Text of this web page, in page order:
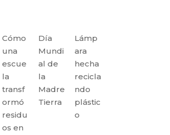
Cómo
una
escue
la
transf
ormó
residu
os en
Día
Mundi
al de
la
Madre
Tierra
Lámp
ara
hecha
recicla
ndo
plástic
o